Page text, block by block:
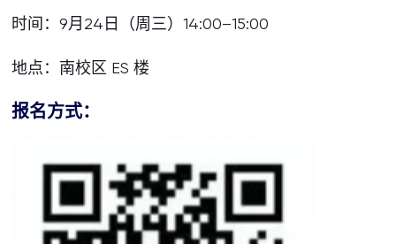
时间：9月24日（周三）14:00–15:00
地点：南校区 ES 楼
报名方式：